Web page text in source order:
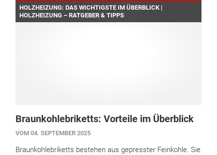
HOLZHEIZUNG: DAS WICHTIGSTE IM ÜBERBLICK |
HOLZHEIZUNG – RATGEBER & TIPPS
Braunkohlebriketts: Vorteile im Überblick
VOM 04. SEPTEMBER 2025
Braunkohlebriketts bestehen aus gepresster Feinkohle. Sie